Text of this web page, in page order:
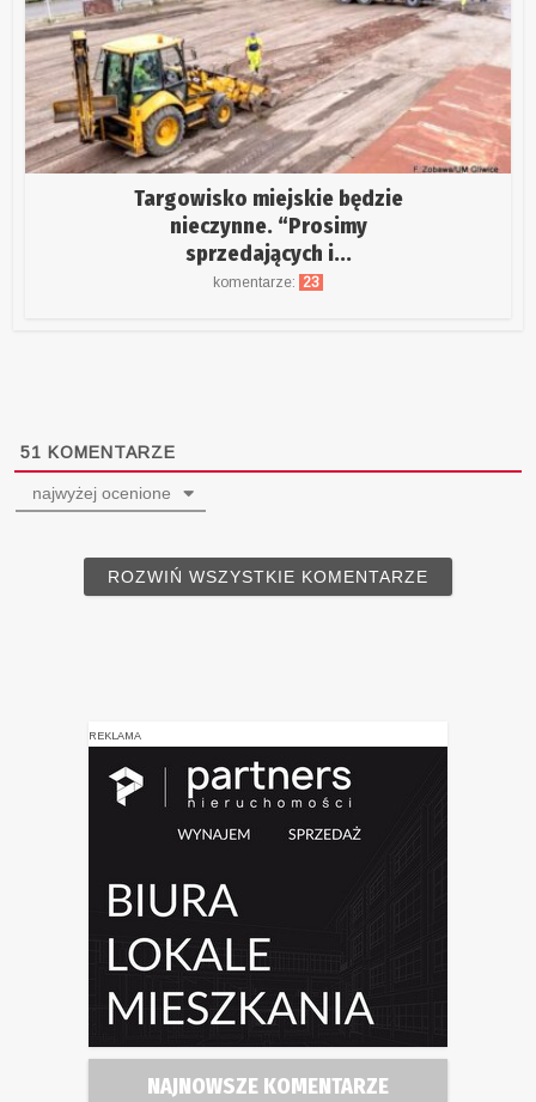
Targowisko miejskie będzie
nieczynne. “Prosimy
sprzedających i...
komentarze: 23
51 KOMENTARZE
najwyżej ocenione
ROZWIŃ WSZYSTKIE KOMENTARZE
REKLAMA
NAJNOWSZE KOMENTARZE